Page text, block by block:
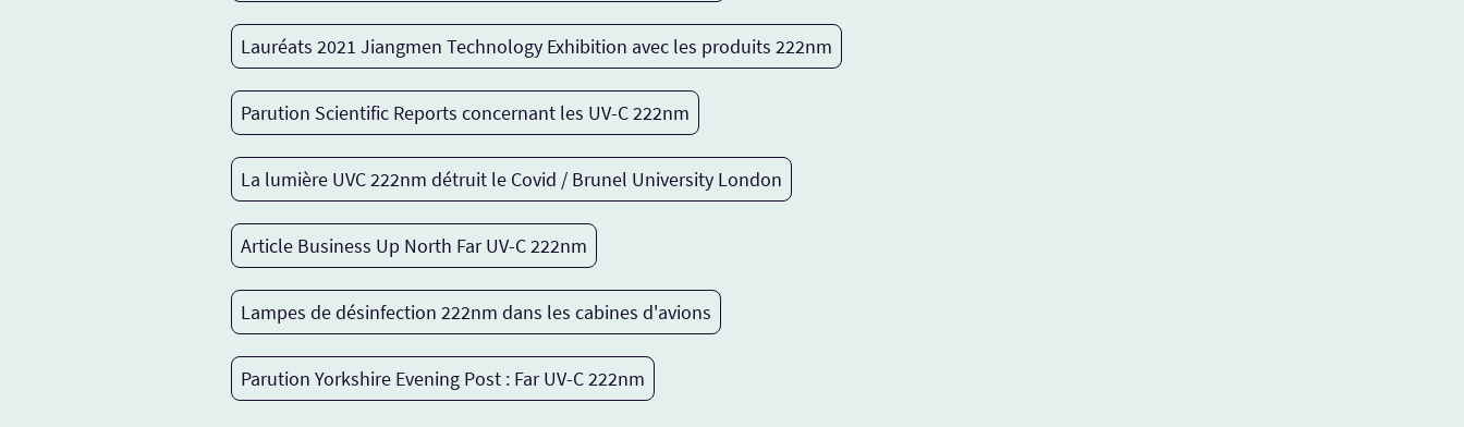
Lauréats 2021 Jiangmen Technology Exhibition avec les produits 222nm
Parution Scientific Reports concernant les UV-C 222nm
La lumière UVC 222nm détruit le Covid / Brunel University London
Article Business Up North Far UV-C 222nm
Lampes de désinfection 222nm dans les cabines d'avions
Parution Yorkshire Evening Post : Far UV-C 222nm